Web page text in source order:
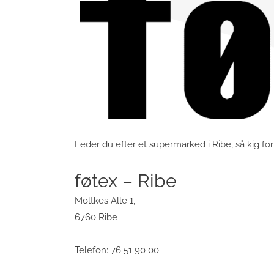
Leder du efter et supermarked i Ribe, så kig
føtex – Ribe
Moltkes Alle 1,
6760 Ribe
Telefon: 76 51 90 00